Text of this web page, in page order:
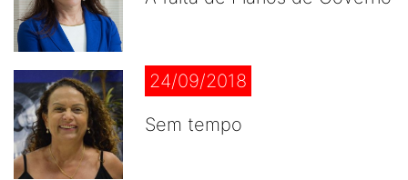
24/09/2018
Sem tempo